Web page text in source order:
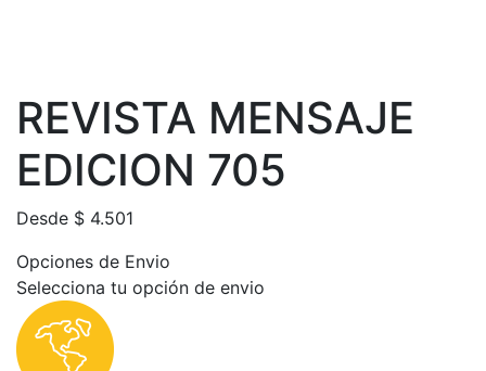
REVISTA MENSAJE
EDICION 705
Desde $ 4.501
Opciones de Envio
Selecciona tu opción de envio